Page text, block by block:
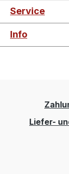
Service
Info
Liefer-